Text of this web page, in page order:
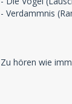
- Verdammnis
Zu hören wie